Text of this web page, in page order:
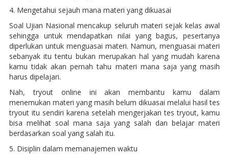
4. Mengetahui sejauh mana materi yang dikuasai
Soal Ujian Nasional mencakup seluruh materi sejak kelas awal
sehingga untuk mendapatkan nilai yang bagus, pesertanya
diperlukan untuk menguasai materi. Namun, menguasai materi
sebanyak itu tentu bukan merupakan hal yang mudah karena
kamu tidak akan pernah tahu materi mana saja yang masih
harus dipelajari.
Nah, tryout online ini akan membantu kamu dalam
menemukan materi yang masih belum dikuasai melalui hasil tes
tryout itu sendiri karena setelah mengerjakan tes tryout, kamu
bisa melihat soal mana saja yang salah dan belajar materi
berdasarkan soal yang salah itu.
5. Disiplin dalam memanajemen waktu